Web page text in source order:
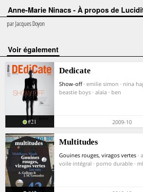
Anne-Marie Ninacs - À propos de
parJacques Doyon
voir également
Dedicate
Show-off · emilie simon · nina
beastie boys · alaïa · ben
#21 2009-10
Multitudes
Gouines rouges, viragos vertes ·
voile intégral · porno durable ·